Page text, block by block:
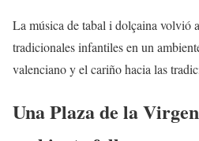
La música de tabal i dolçaina volvió
tradicionales infantiles en un
valenciano y el cariño hacia las
Una Plaza de la